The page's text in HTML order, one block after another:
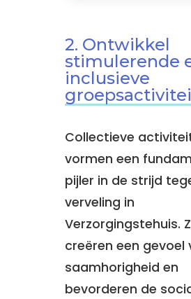
2. Ontwikkel
stimulerende
inclusieve
Collectieve
vormen een
pijler in de strijd
verveling in
Verzorgingstehuis.
creëren een gevoel
saamhorigheid en
bevorderen de